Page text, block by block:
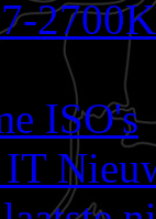
ISO's
IT